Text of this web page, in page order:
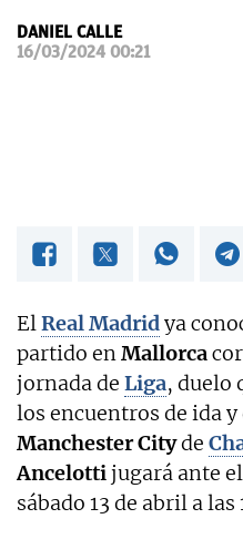
DANIEL CALLE
16/03/2024 00:21
ElReal Madridya
partido enMallorca
jornada de Liga, duelo
los encuentros de ida
Manchester Cityde
Ancelottijugará ante
sábado 13 de abril a las